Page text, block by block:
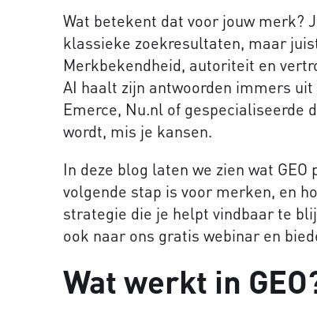
Wat betekent dat voor jouw merk?
klassieke zoekresultaten, maar
Merkbekendheid, autoriteit en
AI haalt zijn antwoorden immers
Emerce, Nu.nl of gespecialiseerde
wordt, mis je kansen.
In deze blog laten we zien wat
volgende stap is voor merken, en
strategie die je helpt vindbaar te
ook naar ons gratis webinar en
Wat werkt in